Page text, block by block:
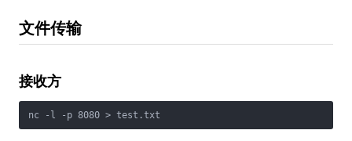
文件传输
接收方
nc -l -p 8080 > test.txt